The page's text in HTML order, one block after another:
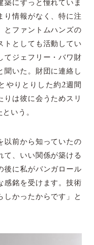
築にずっと憧れていま
り情報がなく、特に注
とファントムハンズの
トとしても活動してい
てジェフリー・バワ財
聞いた。財団に連絡し
やりとりした約2週間
は彼に会うためスリ
いう。
以前から知っていたの
て、いい関係が築ける
後に私がバンガロール
感銘を受けます。技術
しかったからです」と